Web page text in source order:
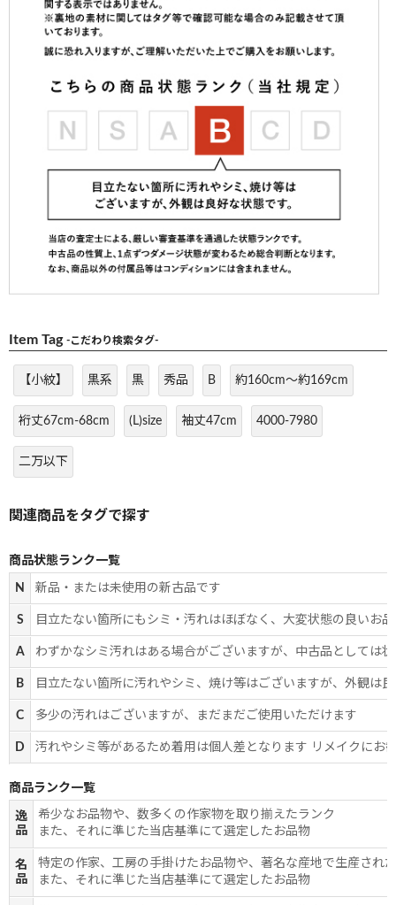
Item Tag -こだわり検索タグ-
【小紋】 黒系 黒 秀品 B 約160cm～約169cm
裄丈67cm-68cm (L)size 袖丈47cm 4000-7980
二万以下
商品状態ランク一覧
N 新品・または未使用の新古品です
S 目立たない箇所にもシミ・汚れはほぼなく、大変状態の良いお
A わずかなシミ汚れはある場合がございますが、中古品としては
B 目立たない箇所に汚れやシミ、焼け等はございますが、外観は
C 多少の汚れはございますが、まだまだご使用いただけます
D 汚れやシミ等があるため着用は個人差となります リメイクにお
商品ランク一覧
逸
品
希少なお品物や、数多くの作家物を取り揃えたランク
また、それに準じた当店基準にて選定したお品物
名
品
特定の作家、工房の手掛けたお品物や、著名な産地で生産され
また、それに準じた当店基準にて選定したお品物